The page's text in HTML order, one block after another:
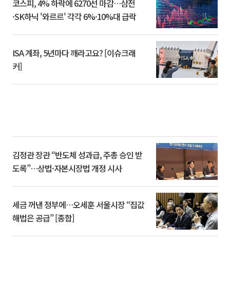
코스피, 4% 하락에 6270선 마감…삼전
·SK하닉 '와르르' 각각 6%·10%대 급락
ISA 계좌, 5년마다 깨라고요? [이슈크래
커]
김정관 장관 “반도체 성과급, 주총 승인 받
도록”…상법·자본시장법 개정 시사
세금 꺼낸 정부에…오세훈 서울시장 “집값
해법은 공급” [종합]